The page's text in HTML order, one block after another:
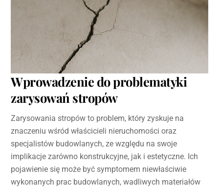
Wprowadzenie do problematyki
zarysowań stropów
Zarysowania stropów to problem, który zyskuje na
znaczeniu wśród właścicieli nieruchomości oraz
specjalistów budowlanych, ze względu na swoje
implikacje zarówno konstrukcyjne, jak i estetyczne. Ich
pojawienie się może być symptomem niewłaściwie
wykonanych prac budowlanych, wadliwych materiałów